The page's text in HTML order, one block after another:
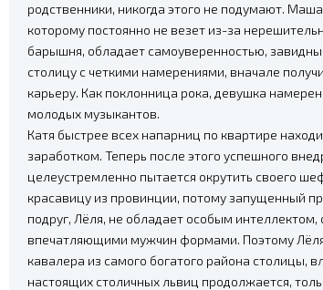
родственники, никогда этого не подумают.
которому постоянно не везет из-за
барышня, обладает самоуверенностью,
столицу с четкими намерениями, вначале
карьеру. Как поклонница рока, девушка
молодых музыкантов.
Катя быстрее всех напарниц по квартире
заработком. Теперь после этого успешного
целеустремленно пытается окрутить своего
красавицу из провинции, потому запущенный
подруг, Лёля, не обладает особым
впечатляющими мужчин формами. Поэтому Лёля
кавалера из самого богатого района столицы,
настоящих столичных львиц продолжается,